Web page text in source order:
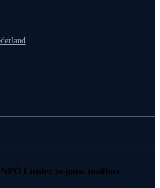
NPO Luister in jouw mailbox